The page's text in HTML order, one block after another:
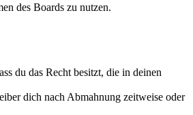
des Boards zu nutzen.
du das Recht besitzt, die in deinen
dich nach Abmahnung zeitweise oder